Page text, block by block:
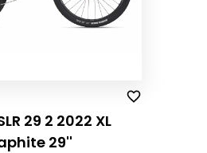
29 2 2022 XL
29''